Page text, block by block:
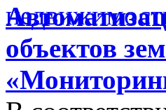
объектов